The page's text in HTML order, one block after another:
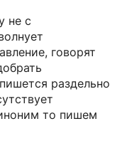
не с
говорят
раздельно
то пишем